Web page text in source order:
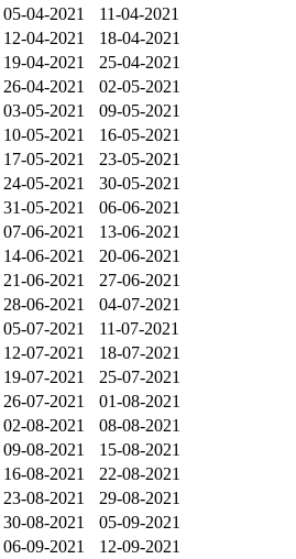
05-04-2021
11-04-2021
12-04-2021
18-04-2021
19-04-2021
25-04-2021
26-04-2021
02-05-2021
03-05-2021
09-05-2021
10-05-2021
16-05-2021
17-05-2021
23-05-2021
24-05-2021
30-05-2021
31-05-2021
06-06-2021
07-06-2021
13-06-2021
14-06-2021
20-06-2021
21-06-2021
27-06-2021
28-06-2021
04-07-2021
05-07-2021
11-07-2021
12-07-2021
18-07-2021
19-07-2021
25-07-2021
26-07-2021
01-08-2021
02-08-2021
08-08-2021
09-08-2021
15-08-2021
16-08-2021
22-08-2021
23-08-2021
29-08-2021
30-08-2021
05-09-2021
06-09-2021
12-09-2021